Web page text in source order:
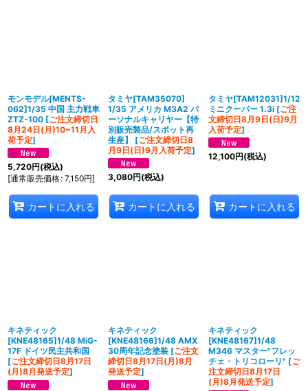
モンモデル[MENTS-
062]1/35 中国 主力戦車
ZTZ-100 [ご注文締切日
8月24日(月)10~11月入
荷予定]
5,720円(税込)
[通常販売価格: 7,150円]
カートに入れる
タミヤ[TAM35070]
1/35 アメリカ M3A2 パ
ーソナルキャリヤー【特
別販売製品/スポット再
生産】
[ご注文締切日8
月9日(日)9月入荷予定]
3,080円(税込)
カートに入れる
タミヤ[TAM12031]1/12
ミニクーパー 1.3i [ご注
文締切日8月9日(日)9月
入荷予定]
12,100円(税込)
カートに入れる
キネティック
[KNE48165]1/48 MiG-
17F ドイツ民主共和国
[ご注文締切日8月17日
(月)8月発送予定]
キネティック
[KNE48166]1/48 AMX
30周年記念塗装 [ご注文
締切日8月17日(月)8月
発送予定]
キネティック
[KNE48167]1/48
M346 マスター"フレッ
チェ・トリコローリ" [ご
注文締切日8月17日
(月)8月発送予定]